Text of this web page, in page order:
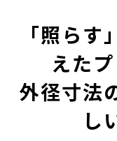
「照ら
えた
外径寸法
し